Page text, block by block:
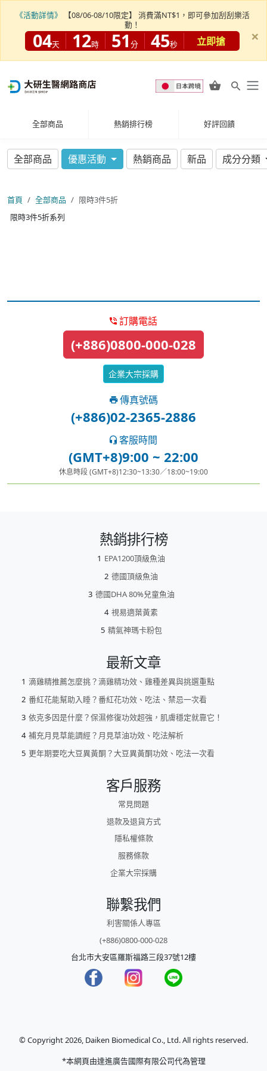
全部商品 熱銷排行榜 好評回饋
全部商品 優惠活動 熱銷商品 新品 成分分類
首頁 全部商品
限時3件5折
限時3件5折系列
訂購電話
(+886)0800-000-028
企業大宗採購
傳真號碼
(+886)02-2365-2886
客服時間
(GMT+8)9:00 ~ 22:00
休息時段 (GMT+8)12:30~13:30／18:00~19:00
熱銷排行榜
EPA1200頂級魚油
德國頂級魚油
德國DHA 80%兒童魚油
視易適葉黃素
精氣神瑪卡粉包
最新文章
滴雞精推薦怎麼挑？滴雞精功效、雞種差異與挑選重點
番紅花能幫助入睡？番紅花功效、吃法、禁忌一次看
依克多因是什麼？保濕修復功效超強，肌膚穩定就靠它！
補充月見草能調經？月見草油功效、吃法解析
更年期要吃大豆異黃酮？大豆異黃酮功效、吃法一次看
客戶服務
常見問題
退款及退貨方式
隱私權條款
服務條款
企業大宗採購
聯繫我們
利害關係人專區
(+886)0800-000-028
台北市大安區羅斯福路三段37號12樓
© Copyright 2026, Daiken Biomedical Co., Ltd. All rights reserved.
*本網頁由達進廣告國際有限公司代為管理
《活動詳情》
【08/06-08/10限定】 消費滿NT$1，即可參加刮刮樂活
動！
04天 12時 51 分 45秒 立即搶 ×